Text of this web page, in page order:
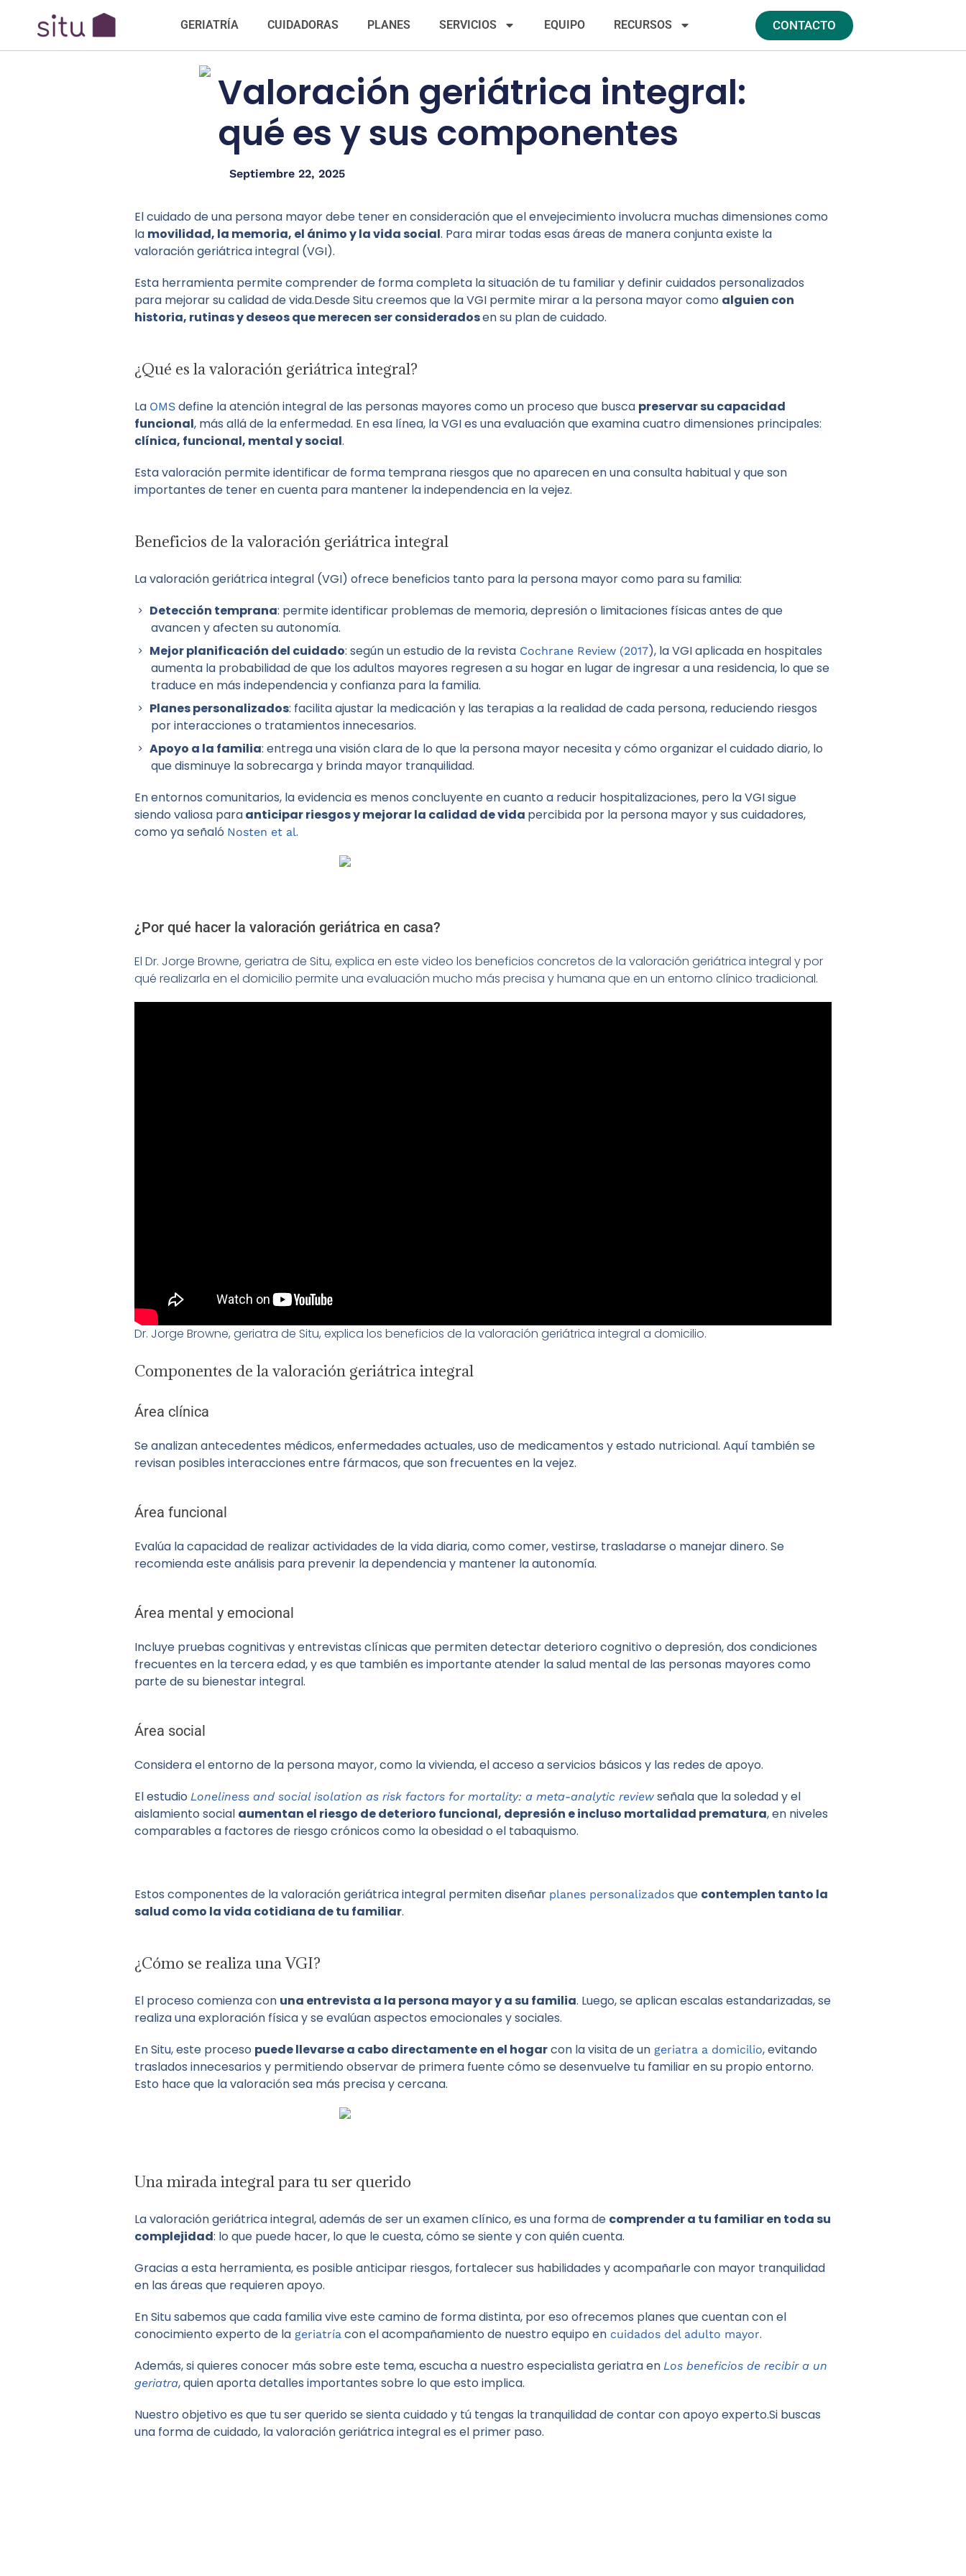
GERIATRÍA CUIDADORAS PLANES SERVICIOS EQUIPO RECURSOS CONTACTO
Valoración geriátrica integral:
qué es y sus componentes
Septiembre 22, 2025
El cuidado de una persona mayor debe tener en consideración que el envejecimiento involucra muchas dimensiones como
la movilidad, la memoria, el ánimo y la vida social. Para mirar todas esas áreas de manera conjunta existe la
valoración geriátrica integral (VGI).
Esta herramienta permite comprender de forma completa la situación de tu familiar y definir cuidados personalizados
para mejorar su calidad de vida.Desde Situ creemos que la VGI permite mirar a la persona mayor como alguien con
historia, rutinas y deseos que merecen ser consideradosen su plan de cuidado.
¿Qué es la valoración geriátrica integral?
La OMS define la atención integral de las personas mayores como un proceso que busca preservar su capacidad
funcional, más allá de la enfermedad. En esa línea, la VGI es una evaluación que examina cuatro dimensiones principales:
clínica, funcional, mental y social.
Esta valoración permite identificar de forma temprana riesgos que no aparecen en una consulta habitual y que son
importantes de tener en cuenta para mantener la independencia en la vejez.
Beneficios de la valoración geriátrica integral
La valoración geriátrica integral (VGI) ofrece beneficios tanto para la persona mayor como para su familia:
Detección temprana: permite identificar problemas de memoria, depresión o limitaciones físicas antes de que
avancen y afecten su autonomía.
Mejor planificación del cuidado: según un estudio de la revista Cochrane Review (2017), la VGI aplicada en hospitales
aumenta la probabilidad de que los adultos mayores regresen a su hogar en lugar de ingresar a una residencia, lo que se
traduce en más independencia y confianza para la familia.
Planes personalizados: facilita ajustar la medicación y las terapias a la realidad de cada persona, reduciendo riesgos
por interacciones o tratamientos innecesarios.
Apoyo a la familia: entrega una visión clara de lo que la persona mayor necesita y cómo organizar el cuidado diario, lo
que disminuye la sobrecarga y brinda mayor tranquilidad.
En entornos comunitarios, la evidencia es menos concluyente en cuanto a reducir hospitalizaciones, pero la VGI sigue
siendo valiosa paraanticipar riesgos y mejorar la calidad de vida percibida por la persona mayor y sus cuidadores,
como ya señaló Nosten et al.
¿Por qué hacer la valoración geriátrica en casa?
El Dr. Jorge Browne, geriatra de Situ, explica en este video los beneficios concretos de la valoración geriátrica integral y por
qué realizarla en el domicilio permite una evaluación mucho más precisa y humana que en un entorno clínico tradicional.
Dr. Jorge Browne, geriatra de Situ, explica los beneficios de la valoración geriátrica integral a domicilio.
Componentes de la valoración geriátrica integral
Área clínica
Se analizan antecedentes médicos, enfermedades actuales, uso de medicamentos y estado nutricional. Aquí también se
revisan posibles interacciones entre fármacos, que son frecuentes en la vejez.
Área funcional
Evalúa la capacidad de realizar actividades de la vida diaria, como comer, vestirse, trasladarse o manejar dinero. Se
recomienda este análisis para prevenir la dependencia y mantener la autonomía.
Área mental y emocional
Incluye pruebas cognitivas y entrevistas clínicas que permiten detectar deterioro cognitivo o depresión, dos condiciones
frecuentes en la tercera edad, y es que también es importante atender la salud mental de las personas mayores como
parte de su bienestar integral.
Área social
Considera el entorno de la persona mayor, como la vivienda, el acceso a servicios básicos y las redes de apoyo.
El estudio Loneliness and social isolation as risk factors for mortality: a meta-analytic review señala que la soledad y el
aislamiento social aumentan el riesgo de deterioro funcional, depresión e incluso mortalidad prematura, en niveles
comparables a factores de riesgo crónicos como la obesidad o el tabaquismo.
Estos componentes de la valoración geriátrica integral permiten diseñar planes personalizados que contemplen tanto la
salud como la vida cotidiana de tu familiar.
¿Cómo se realiza una VGI?
El proceso comienza con una entrevista a la persona mayor y a su familia. Luego, se aplican escalas estandarizadas, se
realiza una exploración física y se evalúan aspectos emocionales y sociales.
En Situ, este proceso puede llevarse a cabo directamente en el hogarcon la visita de un geriatra a domicilio, evitando
traslados innecesarios y permitiendo observar de primera fuente cómo se desenvuelve tu familiar en su propio entorno.
Esto hace que la valoración sea más precisa y cercana.
Una mirada integral para tu ser querido
La valoración geriátrica integral, además de ser un examen clínico, es una forma de comprender a tu familiar en toda su
complejidad: lo que puede hacer, lo que le cuesta, cómo se siente y con quién cuenta.
Gracias a esta herramienta, es posible anticipar riesgos, fortalecer sus habilidades y acompañarle con mayor tranquilidad
en las áreas que requieren apoyo.
En Situ sabemos que cada familia vive este camino de forma distinta, por eso ofrecemos planes que cuentan con el
conocimiento experto de la geriatría con el acompañamiento de nuestro equipo en cuidados del adulto mayor.
Además, si quieres conocer más sobre este tema, escucha a nuestro especialista geriatra en Los beneficios de recibir a un
geriatra, quien aporta detalles importantes sobre lo que esto implica.
Nuestro objetivo es que tu ser querido se sienta cuidado y tú tengas la tranquilidad de contar con apoyo experto.Si buscas
una forma de cuidado, la valoración geriátrica integral es el primer paso.